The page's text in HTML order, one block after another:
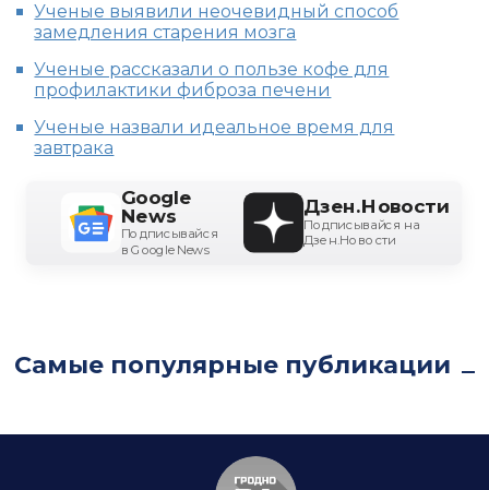
Ученые выявили неочевидный способ
замедления старения мозга
Ученые рассказали о пользе кофе для
профилактики фиброза печени
Ученые назвали идеальное время для
завтрака
Google
News
Подписывайся
в Google News
Дзен.Новости
Подписывайся на
Дзен.Новости
Самые популярные публикации